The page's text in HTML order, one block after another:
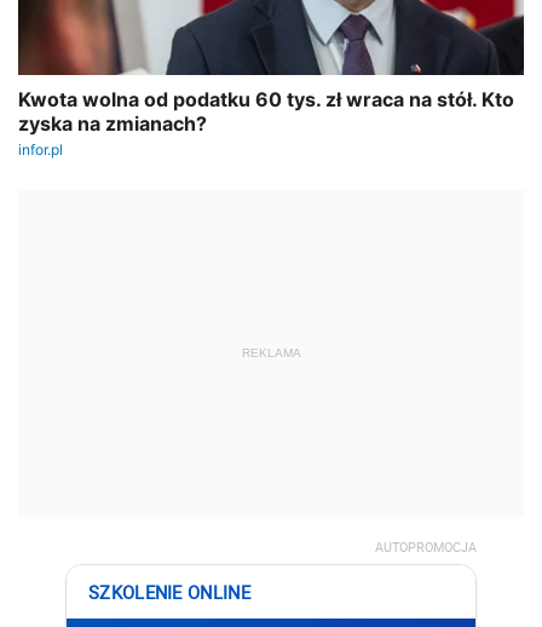
REKLAMA
AUTOPROMOCJA
SZKOLENIE ONLINE